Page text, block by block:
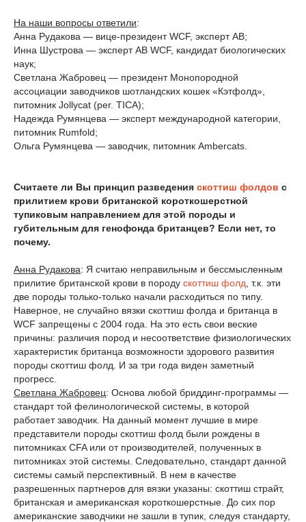
На наши вопросы ответили:
Анна Рудакова — вице-президент WCF, эксперт АВ;
Инна Шустрова — эксперт АВ WCF, кандидат биологических
наук;
Светлана Жабровец — президент Монопородной
ассоциации заводчиков шотландских кошек «Кэтфолд»,
питомник Jollycat (per. TICA);
Надежда Румянцева — эксперт международной категории,
питомник Rumfold;
Ольга Румянцева — заводчик, питомник Ambercats.
Считаете ли Вы принцип разведения скоттиш фолдов с
прилитием крови британской короткошерстной
тупиковым направлением для этой породы и
губительным для генофонда британцев? Если нет, то
почему.
Анна Рудакова: Я считаю неправильным и бессмысленным
прилитие британской крови в породу скоттиш фолд , т.к. эти
две породы только-только начали расходиться по типу.
Наверное, не случайно вязки скоттиш фолда и британца в
WCF запрещены с 2004 года. На это есть свои веские
причины: различия пород и несоответствие физиологических
характеристик британца возможности здорового развития
породы скоттиш фолд. И за три года виден заметный
прогресс.
Светлана Жабровец: Основа любой бриддинг-программы —
стандарт той фелинологической системы, в которой
работает заводчик. На данный момент лучшие в мире
представители породы скоттиш фолд были рождены в
питомниках CFA или от производителей, полученных в
питомниках этой системы. Следовательно, стандарт данной
системы самый перспективный. В нем в качестве
разрешенных партнеров для вязки указаны: скоттиш страйт,
британская и американская короткошерстные. До сих пор
американские заводчики не зашли в тупик, следуя стандарту,